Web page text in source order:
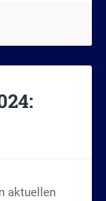
aktuellen